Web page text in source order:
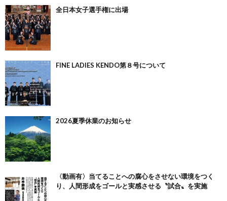
全日本女子選手権に出場
FINE LADIES KENDO第８号について
2026夏季休業のお知らせ
〈動画有〉当てることへの腐心をさせない環境をつく
り、人間形成をゴールと実感させる〝試合〟を実施